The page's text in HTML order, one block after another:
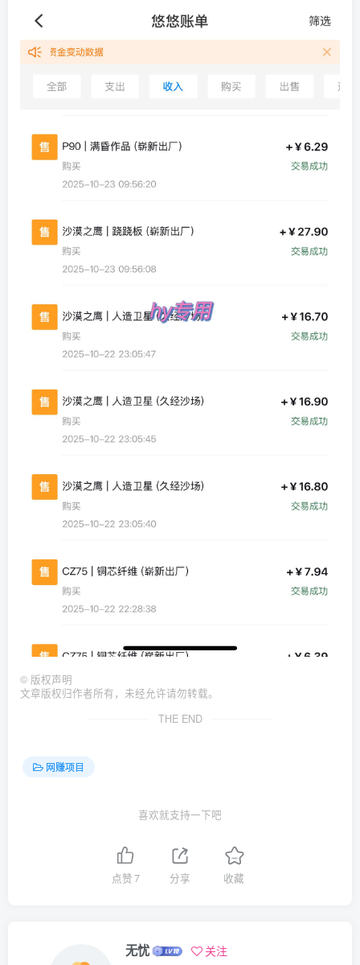
© 版权声明
文章版权归作者所有，未经允许请勿转载。
THE END
网赚项目
喜欢就支持一下吧
点赞7 分享 收藏
无忧 关注